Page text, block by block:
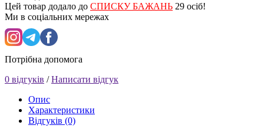
Цей товар додало до СПИСКУ БАЖАНЬ 29 осіб!
Ми в соціальних мережах
Потрібна допомога
0 відгуків /Написати відгук
Опис
Характеристики
Відгуків (0)